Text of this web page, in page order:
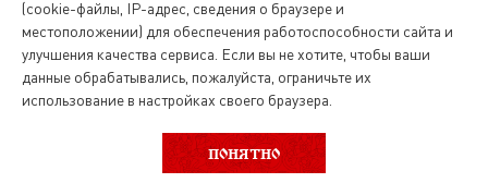
Вакансии
Интернет магазин
О службе доставки
(cookie-файлы, IP-адрес, сведения о браузере и
местоположении) для обеспечения работоспособности сайта и
улучшения качества сервиса. Если вы не хотите, чтобы ваши
данные обрабатывались, пожалуйста, ограничьте их
использование в настройках своего браузера.
ПОНЯТНО